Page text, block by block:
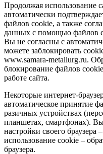
Продолжая использование
автоматически
файлов cookie, а также
данных с помощью файлов
Вы не согласны с
можете заблокировать
www.samara-metallurg.ru.
блокирование файлов
работе сайта.
Некоторые интернет-
автоматическое принятие
разичных устройствах
планшетах, смартфонах).
настройки своего браузера
использование cookie –
браузера.